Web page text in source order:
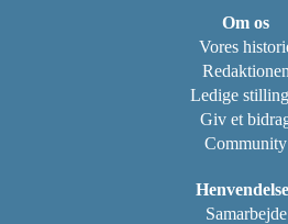
Om os
Vores
Redaktionen
Ledige
Giv et
Community
Samarbejde